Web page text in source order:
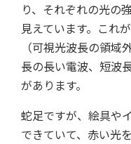
り、それぞれの光の
見えています。これ
（可視光波長の領
長の長い電波、短波
があります。
蛇足ですが、絵具や
できていて、赤い光